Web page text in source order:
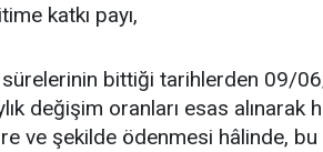
katkı payı,
sürelerinin bittiği tarihlerden 09/
değişim oranları esas alınarak
ve şekilde ödenmesi hâlinde,